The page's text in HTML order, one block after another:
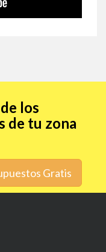
los
de tu zona
Gratis